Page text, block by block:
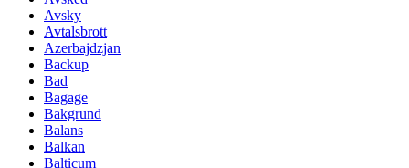
Avsky
Avtalsbrott
Azerbajdzjan
Backup
Bad
Bagage
Bakgrund
Balans
Balkan
Balticum